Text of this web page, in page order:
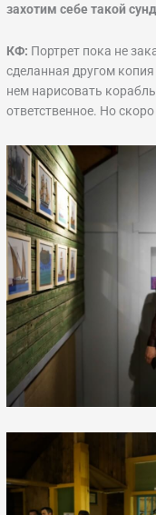
захотим себе такой
КФ: Портрет пока не
сделанная другом
нем нарисовать
ответственное. Но